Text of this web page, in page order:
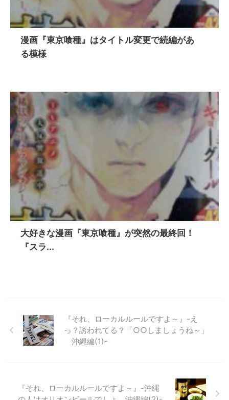
漫画『東京喰種』はタイトル変更で続編があ
る模様
大好きな漫画『東京喰種』が突然の最終回！
『スラ...
『それ、ローカルルールですよ～』-え
っ？誘われてる？「○○しましょうね～」
沖縄編(1)-
『それ、ローカルルールですよ～』-沖縄